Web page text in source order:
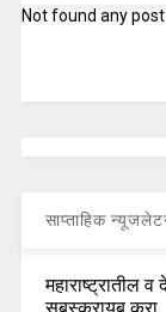
Not found any post
साप्ताहिक
महाराष्ट्रातील